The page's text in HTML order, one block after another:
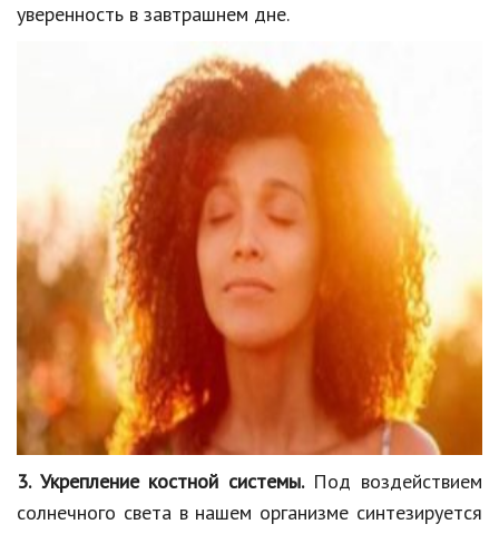
Юриспруденция
Образование
Наука и технологии
уверенность в завтрашнем дне.
3. Укрепление костной системы.Под воздействием
солнечного света в нашем организме синтезируется